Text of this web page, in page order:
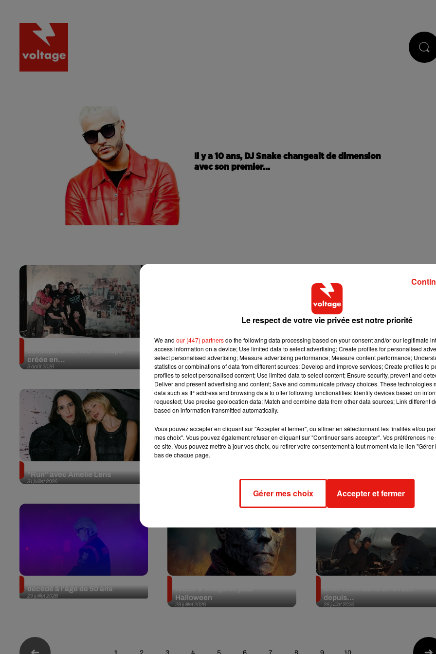
Il y a 10 ans, DJ Snake changeait de dimension
avec son premier...
3 août 2026
créée en...
31 juillet 2026
Swedish House Mafia et Lykke Li
dévoilent « Happiness Is So Sad
»
31 juillet 2026
David Guetta et Carl Cox signent
un B2B historique à Ibiza
31 juillet 2026
"Run" avec Amelie Lens
29 juillet 2026
29 juillet 2026
décédé à l'âge de 50 ans
28 juillet 2026
Halloween
28 juillet 2026
depuis...
Le respect de votre vie privée est notre priorité
We and our (447) partnersdo the following data processing based on your consent and/or our legitimate
access information on a device; Use limited data to select advertising; Create profiles for personalised
select personalised advertising; Measure advertising performance; Measure content performance;
statistics or combinations of data from different sources; Develop and improve services; Create profiles to
profiles to select personalised content; Use limited data to select content; Ensure security, prevent and
Deliver and present advertising and content; Save and communicate privacy choices. These technologies
data such as IP address and browsing data to offer following functionalities: Identify devices based on
requested; Use precise geolocation data; Match and combine data from other data sources; Link different
based on information transmitted automatically.
Vous pouvez accepter en cliquant sur "Accepter et fermer", ou affiner en sélectionnant les finalités et/ou
mes choix". Vous pouvez également refuser en cliquant sur "Continuer sans accepter". Vos préférences
ce site. Vous pouvez mettre à jour vos choix, ou retirer votre consentement à tout moment via le lien
bas de chaque page.
Gérer mes choix Accepter et fermer